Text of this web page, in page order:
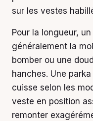
sur les vestes
Pour la longueur,
généralement la
bomber ou une
hanches. Une
cuisse selon les
veste en position
remonter